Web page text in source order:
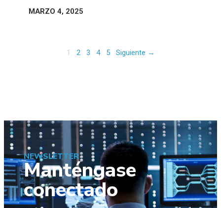
MARZO 4, 2025
1 2 3 4 5 Siguiente →
NEWSLETTER
Manténgase
conectado